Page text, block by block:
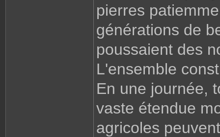
pierres
générations de
poussaient des
L'ensemble
En une journée,
vaste étendue
agricoles